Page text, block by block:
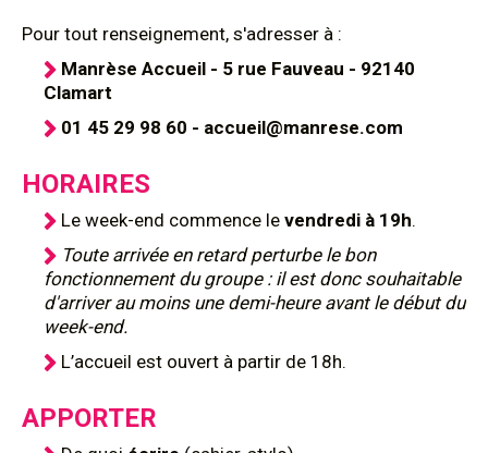
Pour tout renseignement, s'adresser à :
Manrèse Accueil - 5 rue Fauveau - 92140
Clamart
01 45 29 98 60 - accueil@manrese.com
HORAIRES
Le week-end commence le vendredi à 19h.
Toute arrivée en retard perturbe le bon
fonctionnement du groupe : il est donc souhaitable
d'arriver au moins une demi-heure avant le début du
week-end.
L’accueil est ouvert à partir de 18h.
APPORTER